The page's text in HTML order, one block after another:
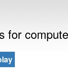
for